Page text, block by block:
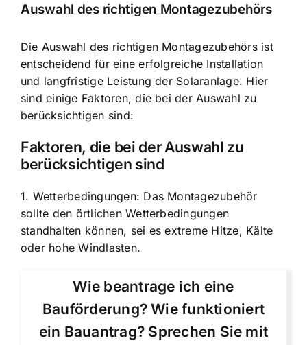
Auswahl des richtigen Montagezubehörs
Die Auswahl des richtigen Montagezubehörs ist
entscheidend für eine erfolgreiche Installation
und langfristige Leistung der Solaranlage. Hier
sind einige Faktoren, die bei der Auswahl zu
berücksichtigen sind:
Faktoren, die bei der Auswahl zu
berücksichtigen sind
1. Wetterbedingungen: Das Montagezubehör
sollte den örtlichen Wetterbedingungen
standhalten können, sei es extreme Hitze, Kälte
oder hohe Windlasten.
Wie beantrage ich eine
Bauförderung? Wie funktioniert
ein Bauantrag? Sprechen Sie mit